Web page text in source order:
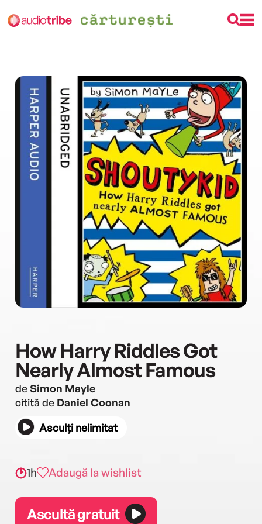
How Harry Riddles Got
Nearly Almost Famous
deSimon Mayle
citită de Daniel Coonan
Asculți nelimitat
1h Adaugă la wishlist
Ascultă gratuit